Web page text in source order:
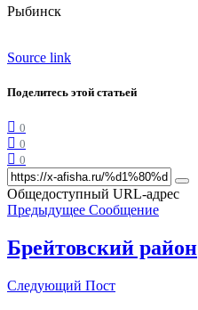
Рыбинск
Source link
Поделитесь этой статьей
0
0
0
Общедоступный URL-адрес
Предыдущее Сообщение
Брейтовский район
Следующий Пост